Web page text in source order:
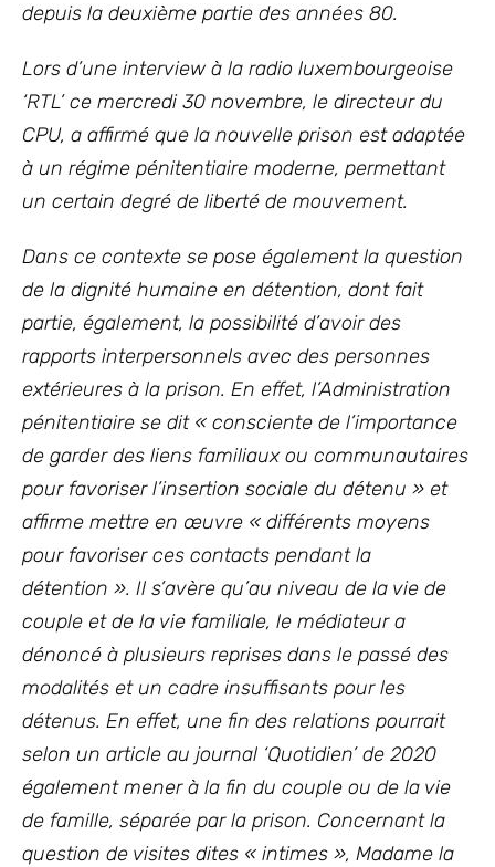
depuis la deuxième partie des années 80.
Lors d’une interview à la radio luxembourgeoise
‘RTL’ ce mercredi 30 novembre, le directeur du
CPU, a affirmé que la nouvelle prison est adaptée
à un régime pénitentiaire moderne, permettant
un certain degré de liberté de mouvement.
Dans ce contexte se pose également la question
de la dignité humaine en détention, dont fait
partie, également, la possibilité d’avoir des
rapports interpersonnels avec des personnes
extérieures à la prison. En effet, l’Administration
pénitentiaire se dit « consciente de l’importance
de garder des liens familiaux ou communautaires
pour favoriser l’insertion sociale du détenu » et
affirme mettre en œuvre « différents moyens
pour favoriser ces contacts pendant la
détention ». Il s’avère qu’au niveau de la vie de
couple et de la vie familiale, le médiateur a
dénoncé à plusieurs reprises dans le passé des
modalités et un cadre insuffisants pour les
détenus. En effet, une fin des relations pourrait
selon un article au journal ‘Quotidien’ de 2020
également mener à la fin du couple ou de la vie
de famille, séparée par la prison. Concernant la
question de visites dites « intimes », Madame la